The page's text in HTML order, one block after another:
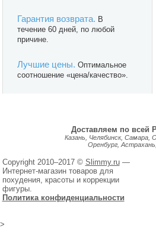
Гарантия возврата. В
течение 60 дней, по любой
причине.
Лучшие цены. Оптимальное
соотношение «цена/качество».
Доставляем по всей
Казань, Челябинск, Самара,
Оренбург,
Copyright 2010–2017 © Slimmy.ru—
Интернет-магазин товаров для
похудения, красоты и коррекции
фигуры.
Политика конфиденциальности
>